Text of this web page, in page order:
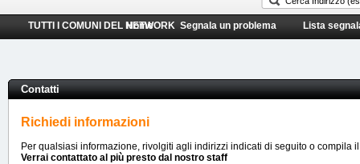
TUTTI I COMUNI DEL NETWORK
Home Segnala un problema Lista
Contatti
Richiedi informazioni
Per qualsiasi informazione, rivolgiti agli indirizzi indicati di seguito o compila
Verrai contattato al più presto dal nostro staff